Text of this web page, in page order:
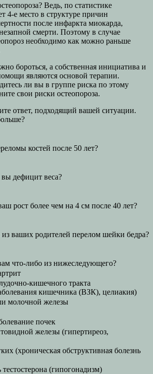
Ведь, по статистике
4-е место в структуре причин
после инфаркта миокарда,
смерти. Поэтому в случае
необходимо как можно раньше
бороться, а собственная инициатива и
являются основой терапии.
ли вы в группе риска по этому
свои риски остеопороза.
ответ, подходящий вашей ситуации.
костей после 50 лет?
дефицит веса?
рост более чем на 4 см после 40 лет?
ваших родителей перелом шейки бедра?
что-либо из нижеследующего?
кишечного тракта
кишечника (ВЗК), целиакия)
молочной железы
почек
железы (гипертиреоз,
(хроническая обструктивная болезнь
(гипогонадизм)